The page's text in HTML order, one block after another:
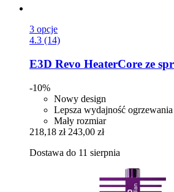
3 opcje
4.3 (14)
E3D Revo HeaterCore ze
-10%
Nowy design
Lepsza wydajność ogrzewania
Mały rozmiar
218,18 zł 243,00 zł
Dostawa do 11 sierpnia